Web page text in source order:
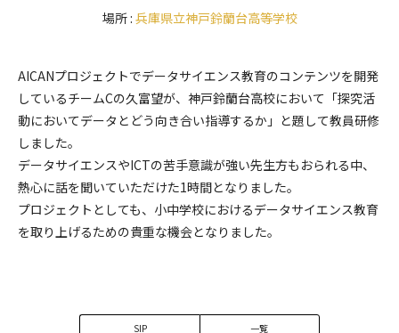
場所 : 兵庫県立神戸鈴蘭台高等学校
AICANプロジェクトでデータサイエンス教育のコンテンツを開発
しているチームCの久富望が、神戸鈴蘭台高校において「探究活
動においてデータとどう向き合い指導するか」 と題して教員研修
しました。
データサイエンスやICTの苦手意識が強い先生方もおられる中、
熱心に話を聞いていただけた1時間となりました。
プロジェクトとしても、小中学校におけるデータサイエンス教育
を取り上げるための貴重な機会となりました。
SIP 一覧